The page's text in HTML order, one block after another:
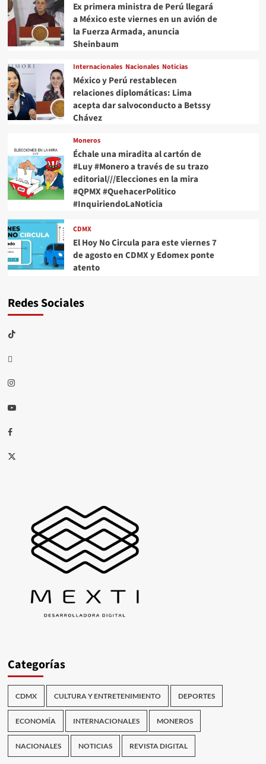
Ex primera ministra de Perú llegará
a México este viernes en un avión de
la Fuerza Armada, anuncia
Sheinbaum
Internacionales Nacionales Noticias
México y Perú restablecen
relaciones diplomáticas: Lima
acepta dar salvoconducto a Betssy
Chávez
Moneros
Échale una miradita al cartón de
#Luy #Monero a través de su trazo
editorial///Elecciones en la mira
#QPMX #QuehacerPolitico
#InquiriendoLaNoticia
CDMX
El Hoy No Circula para este viernes 7
de agosto en CDMX y Edomex ponte
atento
Redes Sociales
TikTok
threads
Instagram
Youtube
Facebook
X
Categorías
CDMX CULTURA Y ENTRETENIMIENTO DEPORTES
ECONOMÍA INTERNACIONALES MONEROS
NACIONALES NOTICIAS REVISTA DIGITAL